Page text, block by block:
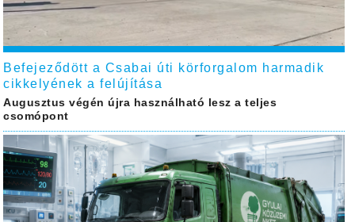
Befejeződött a Csabai úti körforgalom harmadik
cikkelyének a felújítása
Augusztus végén újra használható lesz a teljes
csomópont